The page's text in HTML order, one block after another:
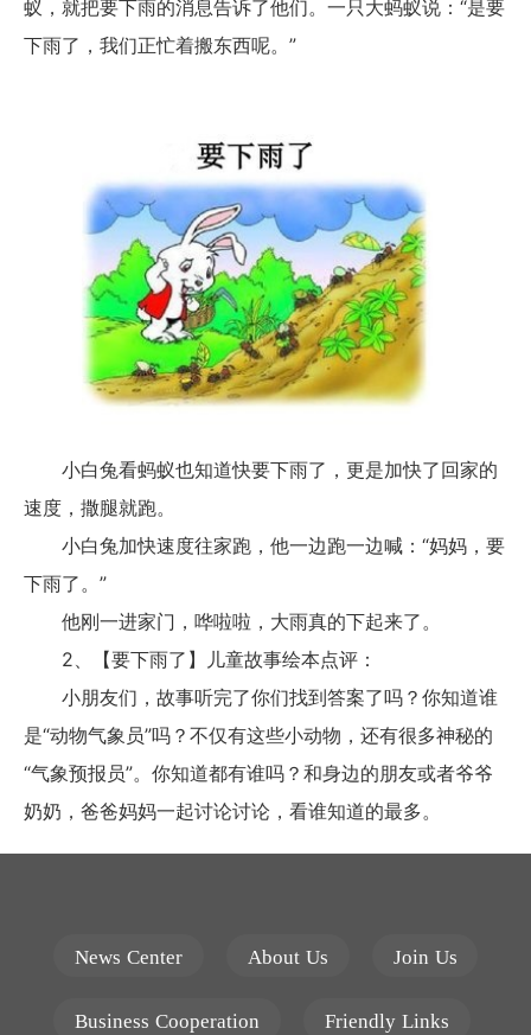
蚁，就把要下雨的消息告诉了他们。一只大蚂蚁说：“是要
下雨了，我们正忙着搬东西呢。”
小白兔看蚂蚁也知道快要下雨了，更是加快了回家的
速度，撒腿就跑。
小白兔加快速度往家跑，他一边跑一边喊：“妈妈，要
下雨了。”
他刚一进家门，哗啦啦，大雨真的下起来了。
2、【要下雨了】儿童故事绘本点评：
小朋友们，故事听完了你们找到答案了吗？你知道谁
是“动物气象员”吗？不仅有这些小动物，还有很多神秘的
“气象预报员”。你知道都有谁吗？和身边的朋友或者爷爷
奶奶，爸爸妈妈一起讨论讨论，看谁知道的最多。
News Center About Us Join Us
Business Cooperation Friendly Links